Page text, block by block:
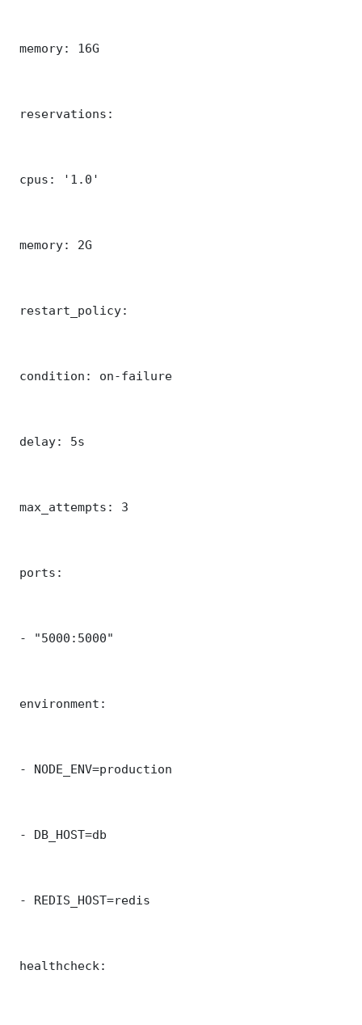
memory: 16G
reservations:
cpus: '1.0'
memory: 2G
restart_policy:
condition: on-failure
delay: 5s
max_attempts: 3
ports:
- "5000:5000"
environment:
- NODE_ENV=production
- DB_HOST=db
- REDIS_HOST=redis
healthcheck: